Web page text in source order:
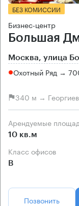
БЕЗ КОМИССИИ
Бизнес-центр
Большая
Москва, улица
Охотный Ряд →
340 м →
Арендуемые
10 кв.м
Класс офисов
B
Позвонить